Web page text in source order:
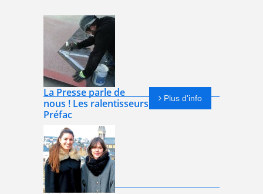
La Presse parle de
nous ! Les ralentisseurs
Préfac
Plus d'info